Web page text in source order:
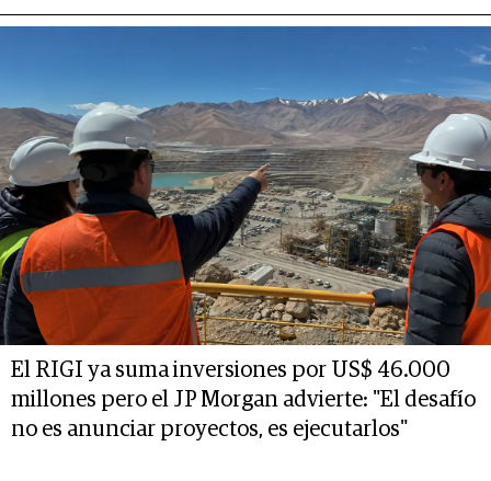
El RIGI ya suma inversiones por US$ 46.000
millones pero el JP Morgan advierte: "El desafío
no es anunciar proyectos, es ejecutarlos"